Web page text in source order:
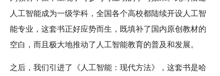
人工智能成为一级学科，全国各个高校都陆续开设人工智
能专业，这套书正好应势而生，既填补了国内原创教材的
空白，而且极大地推动了人工智能教育的普及和发展。
之后，我们引进了《人工智能：现代方法》，这套书是哈